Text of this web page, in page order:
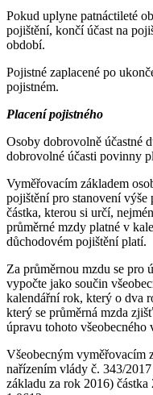
Pokud uplyne patnáctileté
pojištění, končí účast na
období.
Pojistné zaplacené po
pojistném.
Placení pojistného
Osoby dobrovolně účastné
dobrovolné účasti povinny
Vyměřovacím základem
pojištění pro stanovení výše
částka, kterou si určí,
průměrné mzdy platné v
důchodovém pojištění platí.
Za průměrnou mzdu se pro
vypočte jako součin
kalendářní rok, který o dva
který se průměrná mzda
úpravu tohoto všeobecného
Všeobecným vyměřovacím
nařízením vlády č. 343/
základu za rok 2016)